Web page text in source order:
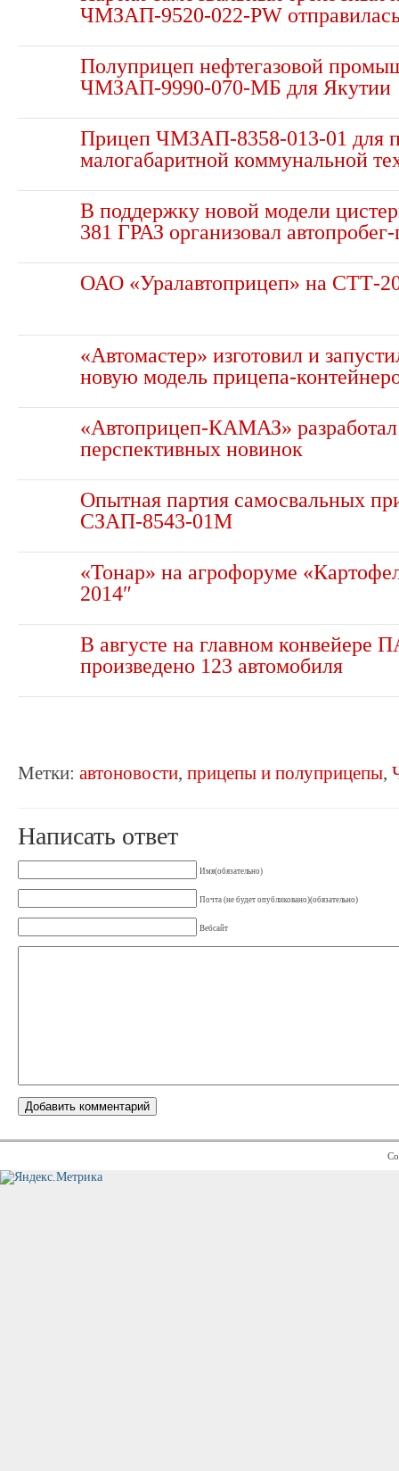
ЧМЗАП-9520-022-PW отправилась
Полуприцеп нефтегазовой
ЧМЗАП-9990-070-МБ для Якутии
Прицеп ЧМЗАП-8358-013-01 для
малогабаритной коммунальной
В поддержку новой модели
381 ГРАЗ организовал
ОАО «Уралавтоприцеп» на СТТ-
«Автомастер» изготовил и
новую модель прицепа-
«Автоприцеп-КАМАЗ»
перспективных новинок
Опытная партия самосвальных
СЗАП-8543-01М
«Тонар» на агрофоруме
2014″
В августе на главном конвейере
произведено 123 автомобиля
Метки: автоновости, прицепы и полуприцепы,
Написать ответ
Имя(обязательно)
Почта (не будет опубликовано)(обязательно)
Вебсайт